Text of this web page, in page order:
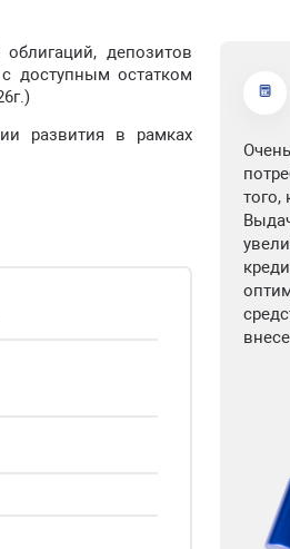
депозитов
доступным остатком
развития в рамках
того,